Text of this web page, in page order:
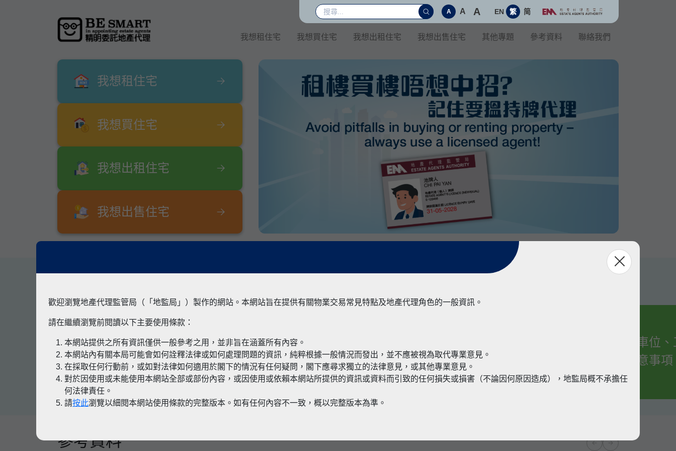
A A A EN 繁 简
我想租住宅 我想買住宅 我想出租住宅 我想出售住宅 其他專題 參考資料 聯絡我們
我想租住宅
我想買住宅
我想出租住宅
我想出售住宅
有關凶宅 有關境外物業
有關車位
的注意事項
參考資料
歡迎瀏覽地產代理監管局（「地監局」）製作的網站。本網站旨在提供有關物業交易常見特點及地產代理角色的一般資訊。
請在繼續瀏覽前閱讀以下主要使用條款：
本網站提供之所有資訊僅供一般參考之用，並非旨在涵蓋所有內容。
本網站內有關本局可能會如何詮釋法律或如何處理問題的資訊，純粹根據一般情況而發出，並不應被視為取代專業意見。
在採取任何行動前，或如對法律如何適用於閣下的情況有任何疑問，閣下應尋求獨立的法律意見，或其他專業意見。
對於因使用或未能使用本網站全部或部份內容，或因使用或依賴本網站所提供的資訊或資料而引致的任何損失或損害（不論因何原因造成），地監局概不承擔任
何法律責任。
請按此瀏覽以細閱本網站使用條款的完整版本。如有任何內容不一致，概以完整版本為準。